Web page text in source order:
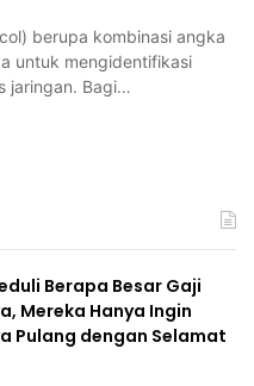
berupa kombinasi angka
untuk mengidentifikasi
jaringan. Bagi…
Berapa Besar Gaji
Mereka Hanya Ingin
Pulang dengan Selamat